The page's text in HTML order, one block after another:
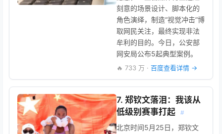
刻意的场景设计、脚本化的
角色演绎，制造“视觉冲击”博
取网民关注，最终实现非法
牟利的目的。今日，公安部
网安局公布5起典型案例。
🔥 733 万 · 百度查看详情 →
7. 郑钦文落泪：我该从
低级别赛事打起
#
北京时间5月25日，郑钦文